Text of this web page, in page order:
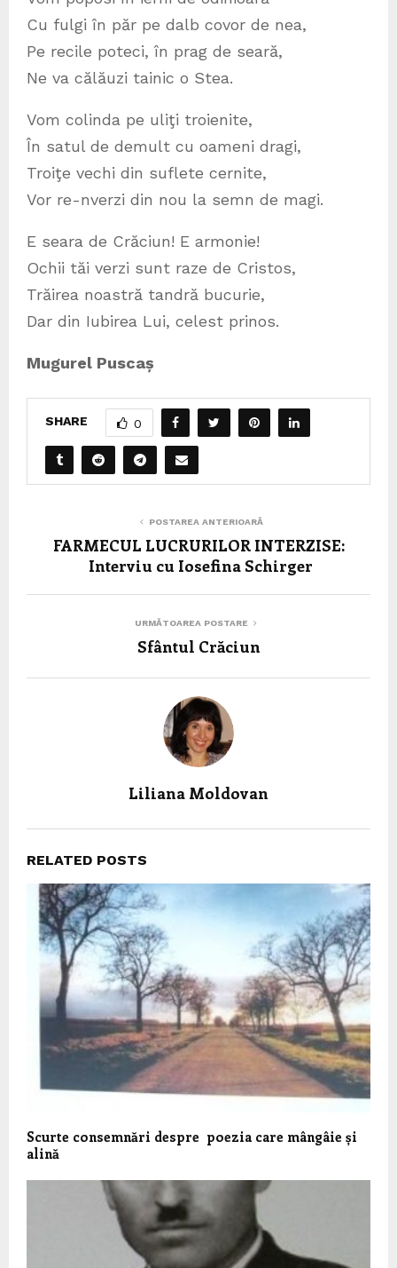
Cu fulgi în păr pe dalb covor de nea,
Pe recile poteci, în prag de seară,
Ne va călăuzi tainic o Stea.
Vom colinda pe uliţi troienite,
În satul de demult cu oameni dragi,
Troiţe vechi din suflete cernite,
Vor re-nverzi din nou la semn de magi.
E seara de Crăciun! E armonie!
Ochii tăi verzi sunt raze de Cristos,
Trăirea noastră tandră bucurie,
Dar din Iubirea Lui, celest prinos.
Mugurel Puscaș
SHARE 0
POSTAREA ANTERIOARĂ
FARMECUL LUCRURILOR INTERZISE:
Interviu cu Iosefina Schirger
URMĂTOAREA POSTARE
Sfântul Crăciun
Liliana Moldovan
RELATED POSTS
Scurte consemnări despre poezia care mângâie și
alină